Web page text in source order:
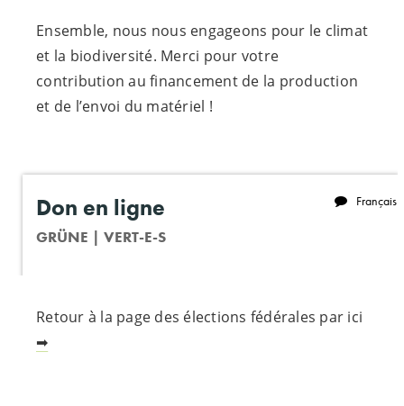
Ensemble, nous nous engageons pour le climat
et la biodiversité. Merci pour votre
contribution au financement de la production
et de l’envoi du matériel !
Retour à la page des élections fédérales par ici
➡